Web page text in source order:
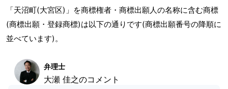
「天沼町(大宮区)」を商標権者・商標出願人の名称に含む商標
(商標出願・登録商標)は以下の通りです(商標出願番号の降順に
並べています)。
弁理士
大瀬 佳之のコメント